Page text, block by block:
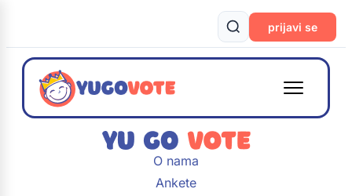
prijavi se
O nama
Ankete